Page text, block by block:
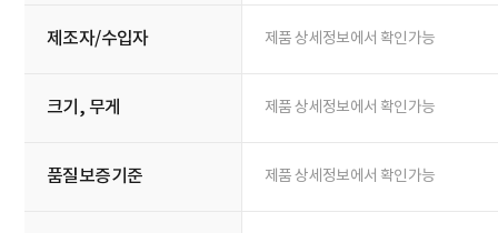
제조자/수입자 제품 상세정보에서 확인가능
크기, 무게 제품 상세정보에서 확인가능
품질보증기준 제품 상세정보에서 확인가능